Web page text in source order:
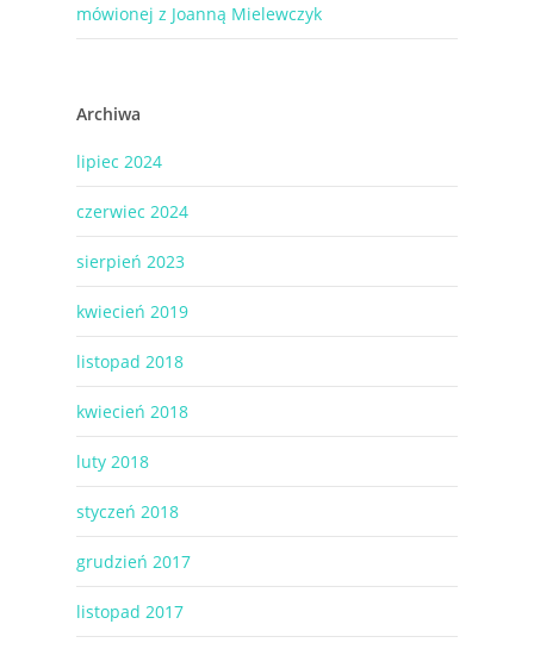
mówionej z Joanną Mielewczyk
Archiwa
lipiec 2024
czerwiec 2024
sierpień 2023
kwiecień 2019
listopad 2018
kwiecień 2018
luty 2018
styczeń 2018
grudzień 2017
listopad 2017